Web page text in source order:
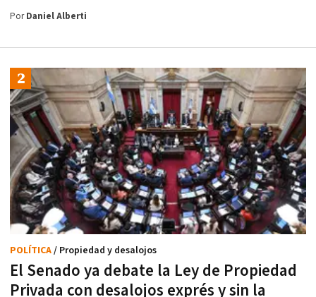
PorDaniel Alberti
El Senado ya debate la Ley de Propiedad
Privada con desalojos exprés y sin la
POLÍTICA/ Propiedad y desalojos